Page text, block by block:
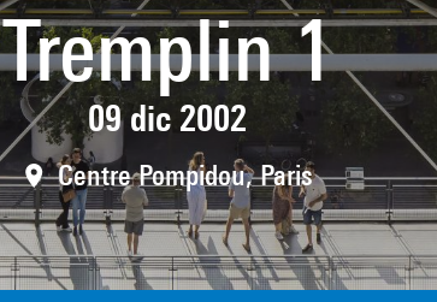
Tremplin 1
09 dic 2002
Centre Pompidou, Paris